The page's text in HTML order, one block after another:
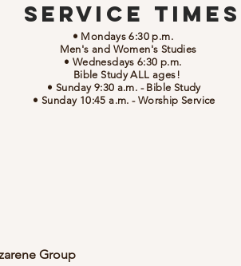
Service Times
• Mondays 6:30 p.m.
Men's and Women's Studies
• Wednesdays 6:30 p.m.
Bible Study ALL ages!
• Sunday 9:30 a.m. - Bible Study
• Sunday 10:45 a.m. - Worship Service
Group